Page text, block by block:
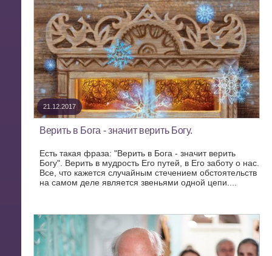
21.12.2017
Верить в Бога - значит верить Богу.
Есть такая фраза: "Верить в Бога - значит верить
Богу". Верить в мудрость Его путей, в Его заботу о нас.
Все, что кажется случайным стечением обстоятельств
на самом деле является звеньями одной цепи....